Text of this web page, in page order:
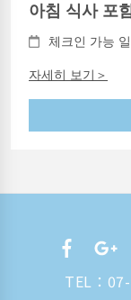
아침 식사 포
체크인 가능
자세히 보기＞
TEL：